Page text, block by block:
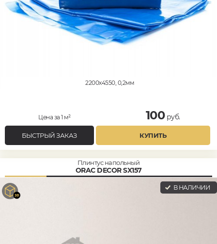
2200x4550, 0,2мм
Цена за 1 м² 100руб.
БЫСТРЫЙ ЗАКАЗ КУПИТЬ
Плинтус напольный
ORAC DECOR SX157
В НАЛИЧИИ